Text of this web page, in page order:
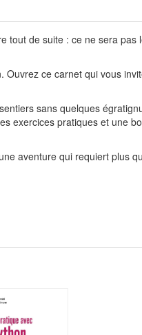
tout de suite : ce ne sera pas
Ouvrez ce carnet qui vous
sans quelques
exercices pratiques et une
aventure qui requiert plus